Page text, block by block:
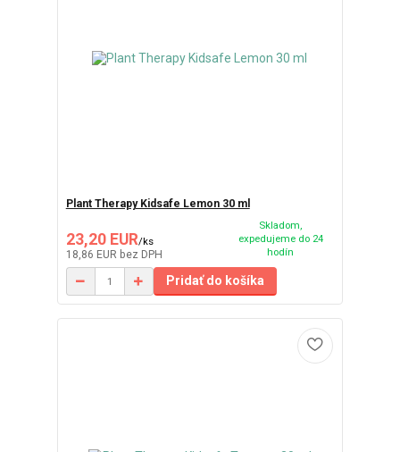
Plant Therapy Kidsafe Lemon 30 ml
23,20 EUR/ks
18,86 EUR bez DPH
Skladom,
expedujeme do 24
hodín
Pridať do košíka